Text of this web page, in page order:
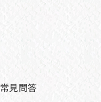
常見問答